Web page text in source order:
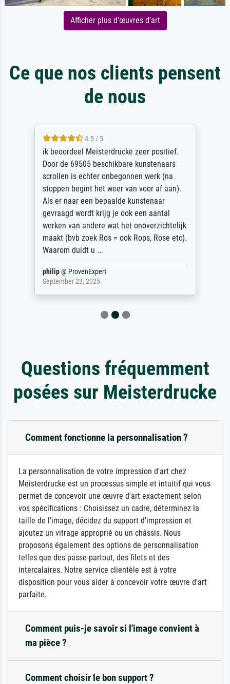
Afficher plus d'œuvres d'art
Ce que nos clients pensent
de nous
4.5 / 5
ik beoordeel Meisterdrucke zeer positief.
Door de 69505 beschikbare kunstenaars
scrollen is echter onbegonnen werk (na
stoppen begint het weer van voor af aan).
Als er naar een bepaalde kunstenaar
gevraagd wordt krijg je ook een aantal
werken van andere wat het onoverzichtelijk
maakt (bvb zoek Ros = ook Rops, Rose etc).
Waarom duidt u ...
philip@ ProvenExpert
September 23, 2025
Questions fréquemment
posées sur Meisterdrucke
Comment fonctionne la personnalisation ?
La personnalisation de votre impression d'art chez
Meisterdrucke est un processus simple et intuitif qui vous
permet de concevoir une œuvre d'art exactement selon
vos spécifications : Choisissez un cadre, déterminez la
taille de l'image, décidez du support d'impression et
ajoutez un vitrage approprié ou un châssis. Nous
proposons également des options de personnalisation
telles que des passe-partout, des filets et des
intercalaires. Notre service clientèle est à votre
disposition pour vous aider à concevoir votre œuvre d'art
parfaite.
Comment puis-je savoir si l'image convient à
ma pièce ?
Comment choisir le bon support ?